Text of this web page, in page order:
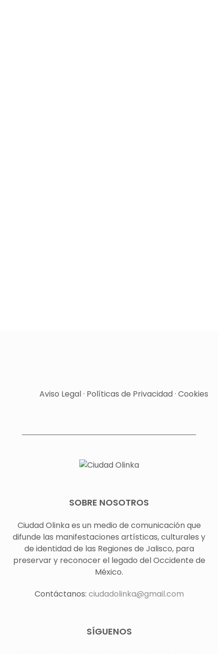
Aviso Legal· Políticas de Privacidad· Cookies
SOBRE NOSOTROS
Ciudad Olinka es un medio de comunicación que
difunde las manifestaciones artísticas, culturales y
de identidad de las Regiones de Jalisco, para
preservar y reconocer el legado del Occidente de
México.
Contáctanos: ciudadolinka@gmail.com
SÍGUENOS